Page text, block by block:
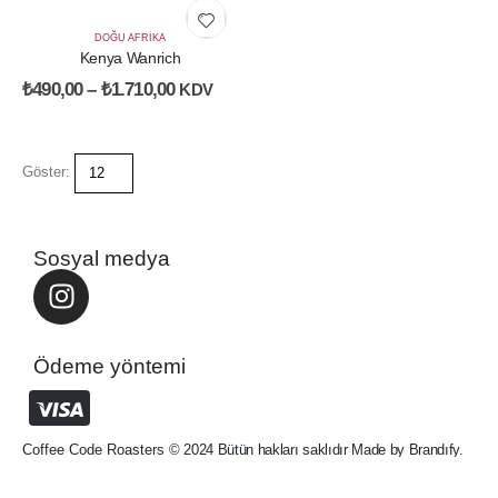
DOĞU AFRIKA
Kenya Wanrich
₺490,00– ₺1.710,00 KDV
Göster:
Sosyal medya
Ödeme yöntemi
Coffee Code Roasters © 2024 Bütün hakları saklıdır Made by Brandıfy.